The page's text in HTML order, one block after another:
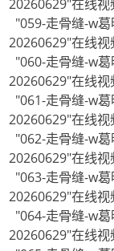
20260629"在线视
"059-走骨缝-w
20260629"在线视
"060-走骨缝-w
20260629"在线视
"061-走骨缝-w
20260629"在线视
"062-走骨缝-w
20260629"在线视
"063-走骨缝-w
20260629"在线视
"064-走骨缝-w
20260629"在线视